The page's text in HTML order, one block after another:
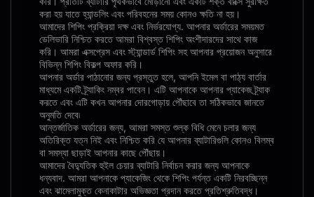
করা হয় যাতে হ্যান্ডলিং এবং পরিবহনের সময় কোনও ক্ষতি না হয়।
আমাদের শিপিং প্রক্রিয়া দক্ষ এবং নির্ভরযোগ্য. আপনার অর্ডারের সময়মত
ডেলিভারি নিশ্চিত করতে আমরা বিশ্বস্ত শিপিং অংশীদারদের সাথে কাজ
করি। আমরা এক্সপ্রেস এবং স্ট্যান্ডার্ড শিপিং সহ আপনার প্রয়োজন অনুসারে
বিভিন্ন শিপিং বিকল্প অফার করি।
আপনার অর্ডার পাঠানোর জন্য প্রস্তুত হলে, আপনি ইমেল বা পাঠ্য বার্তার
মাধ্যমে একটি ট্র্যাকিং নম্বর পাবেন। এটি আপনাকে আপনার প্যাকেজ ট্র্যাক
করতে এবং এটি কখন আপনার দোরগোড়ায় পৌঁছাবে তা সঠিকভাবে জানতে
অনুমতি দেবে৷
আন্তর্জাতিক অর্ডারের জন্য, আমরা সমস্ত শুল্ক বিধি মেনে চলার জন্য
অতিরিক্ত যত্ন নিই এবং নিশ্চিত করি যে আপনার ব্যাটারিগুলি কোনও বিলম্ব
বা সমস্যা ছাড়াই আপনার কাছে পৌঁছায়।
আমাদের বৈদ্যুতিক হুইল চেয়ার ব্যাটারি নির্বাচন করার জন্য আপনাকে
ধন্যবাদ. আমরা আপনাকে প্যাকেজিং থেকে শিপিং পর্যন্ত একটি নিরবচ্ছিন্ন
এবং ঝামেলামুক্ত কেনাকাটার অভিজ্ঞতা প্রদান করতে প্রতিশ্রুতিবদ্ধ।